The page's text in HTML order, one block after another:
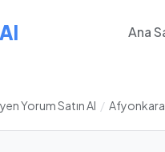
Ana
Yorum Satın Al /